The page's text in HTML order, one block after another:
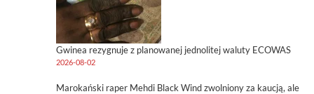
Gwinea rezygnuje z planowanej jednolitej waluty ECOWAS
2026-08-02
Marokański raper Mehdi Black Wind zwolniony za kaucją, ale